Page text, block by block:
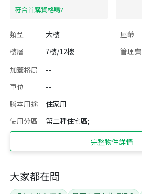
​符合首購資格嗎?
類型 大樓 屋齡
樓層
7樓/12樓 管理費
加蓋格局
--
車位
--
謄本用途
住家用
使用分區
第二種住宅區;
完整物件詳情
大家都在問